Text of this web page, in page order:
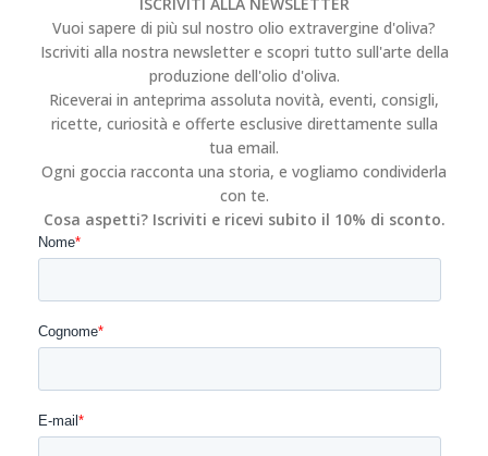
Vuoi sapere di più sul nostro olio extravergine d'oliva?
Iscriviti alla nostra newsletter e scopri tutto sull'arte della
produzione dell'olio d'oliva.
Riceverai in anteprima assoluta novità, eventi, consigli,
ricette, curiosità e offerte esclusive direttamente sulla
tua email.
Ogni goccia racconta una storia, e vogliamo condividerla
con te.
Cosa aspetti? Iscriviti e ricevi subito il 10% di sconto.